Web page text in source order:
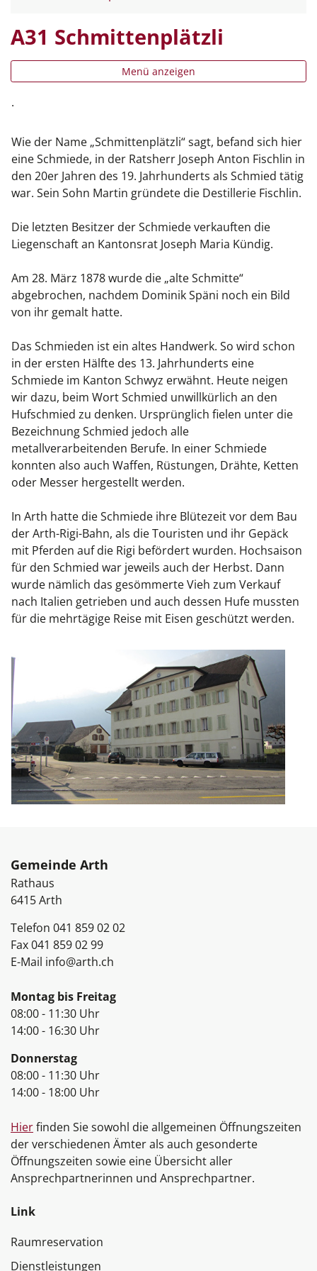
A31 Schmittenplätzli
Menü anzeigen
.
Wie der Name „Schmittenplätzli“ sagt, befand sich hier
eine Schmiede, in der Ratsherr Joseph Anton Fischlin in
den 20er Jahren des 19. Jahrhunderts als Schmied tätig
war. Sein Sohn Martin gründete die Destillerie Fischlin.
Die letzten Besitzer der Schmiede verkauften die
Liegenschaft an Kantonsrat Joseph Maria Kündig.
Am 28. März 1878 wurde die „alte Schmitte“
abgebrochen, nachdem Dominik Späni noch ein Bild
von ihr gemalt hatte.
Das Schmieden ist ein altes Handwerk. So wird schon
in der ersten Hälfte des 13. Jahrhunderts eine
Schmiede im Kanton Schwyz erwähnt. Heute neigen
wir dazu, beim Wort Schmied unwillkürlich an den
Hufschmied zu denken. Ursprünglich fielen unter die
Bezeichnung Schmied jedoch alle
metallverarbeitenden Berufe. In einer Schmiede
konnten also auch Waffen, Rüstungen, Drähte, Ketten
oder Messer hergestellt werden.
In Arth hatte die Schmiede ihre Blütezeit vor dem Bau
der Arth-Rigi-Bahn, als die Touristen und ihr Gepäck
mit Pferden auf die Rigi befördert wurden. Hochsaison
für den Schmied war jeweils auch der Herbst. Dann
wurde nämlich das gesömmerte Vieh zum Verkauf
nach Italien getrieben und auch dessen Hufe mussten
für die mehrtägige Reise mit Eisen geschützt werden.
Gemeinde Arth
Rathaus
6415Arth
Telefon 041 859 02 02
Fax041 859 02 99
E-Mail info@arth.ch
Öffnungszeiten
Montag bis Freitag
08:00 - 11:30 Uhr
14:00 - 16:30 Uhr
Donnerstag
08:00 - 11:30 Uhr
14:00 - 18:00 Uhr
Hierfinden Sie sowohl die allgemeinen Öffnungszeiten
der verschiedenen Ämter als auch gesonderte
Öffnungszeiten sowie eine Übersicht aller
Ansprechpartnerinnen und Ansprechpartner.
Link
Raumreservation
Dienstleistungen